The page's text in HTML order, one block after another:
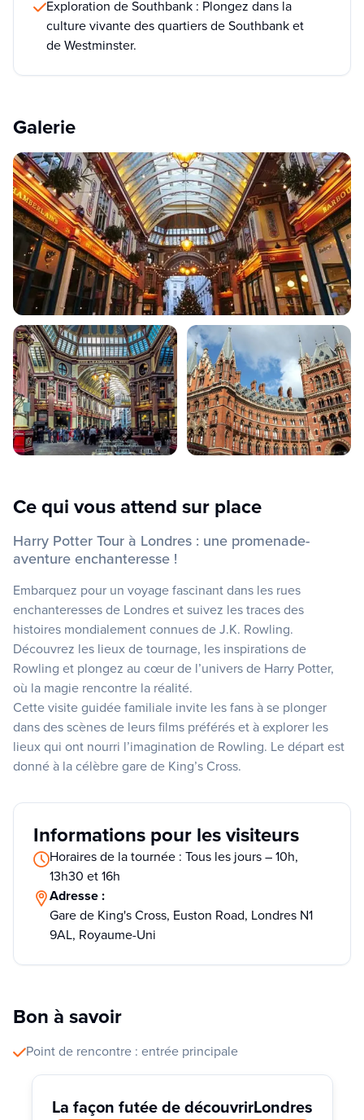
Exploration de Southbank : Plongez dans la
culture vivante des quartiers de Southbank et
de Westminster.
Galerie
Ce qui vous attend sur place
Harry Potter Tour à Londres : une promenade-
aventure enchanteresse !
Embarquez pour un voyage fascinant dans les rues
enchanteresses de Londres et suivez les traces des
histoires mondialement connues de J.K. Rowling.
Découvrez les lieux de tournage, les inspirations de
Rowling et plongez au cœur de l’univers de Harry Potter,
où la magie rencontre la réalité.
Cette visite guidée familiale invite les fans à se plonger
dans des scènes de leurs films préférés et à explorer les
lieux qui ont nourri l’imagination de Rowling. Le départ est
donné à la célèbre gare de King’s Cross.
Informations pour les visiteurs
Horaires de la tournée : Tous les jours – 10h,
13h30 et 16h
Adresse :
Gare de King's Cross, Euston Road, Londres N1
9AL, Royaume-Uni
Bon à savoir
Point de rencontre : entrée principale
La façon futée de découvrirLondres